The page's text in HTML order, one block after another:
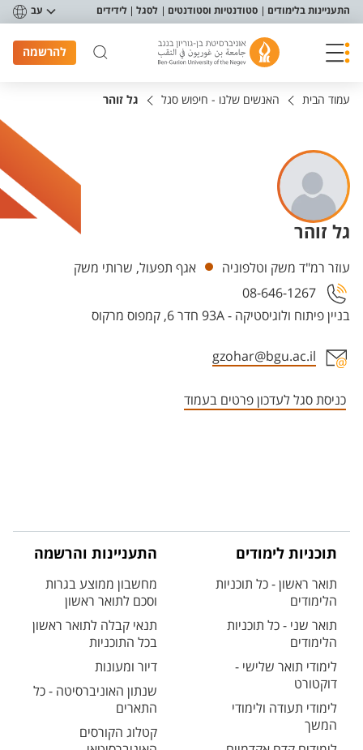
תפריט נגישות
התעניינות בלימודים סטודנטיות וסטודנטים לסגל לידידים עב
להרשמה
עמוד הבית האנשים שלנו - חיפוש סגל גל זוהר
גל זוהר
יחידות
עוזר רמ"ד משק וטלפוניה אגף תפעול, שרותי משק
בניין פיתוח ולוגיסטיקה - 93A חדר 6, קמפוס מרקוס
08-646-1267
gzohar@bgu.ac.il
כניסת סגל לעדכון פרטים בעמוד
תוכניות לימודים
תואר ראשון - כל תוכניות
הלימודים
תואר שני - כל תוכניות
הלימודים
לימודי תואר שלישי -
דוקטורט
לימודי תעודה ולימודי
המשך
התעניינות והרשמה
מחשבון ממוצע בגרות
וסכם לתואר ראשון
תנאי קבלה לתואר ראשון
בכל התוכניות
דיור ומעונות
שנתון האוניברסיטה - כל
התארים
קטלוג הקורסים